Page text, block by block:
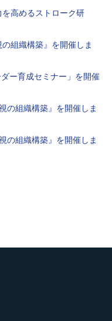
高めるストローク研
組織構築』を開催しま
ー育成セミナー」を開催
の組織構築』を開催しま
の組織構築』を開催しま